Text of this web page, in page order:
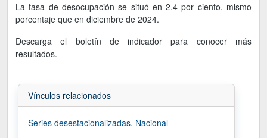
La tasa de desocupación se situó en 2.4 por ciento, mismo
porcentaje que en diciembre de 2024.
Descarga el boletín de indicador para conocer más
resultados.
Vínculos relacionados
Series desestacionalizadas. Nacional